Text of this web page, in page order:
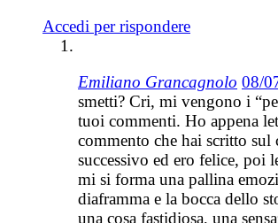
Accedi per rispondere
Emiliano Grancagnolo 08/
smetti? Cri, mi vengono i
tuoi commenti. Ho appena
commento che hai scritto sul
successivo ed ero felice, poi
mi si forma una pallina
diaframma e la bocca dello
una cosa fastidiosa, una